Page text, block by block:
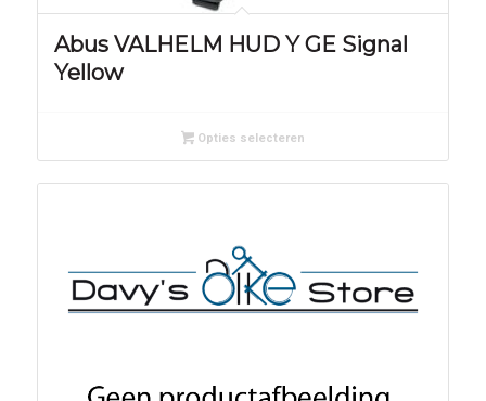
Abus VALHELM HUD Y GE Signal
Yellow
Opties selecteren